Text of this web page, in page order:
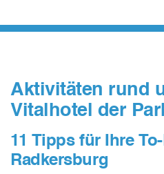
Aktivitäten rund
Vitalhotel der
11 Tipps für Ihre
Radkersburg